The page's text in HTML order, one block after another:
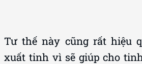
Tư thế này cũng rất hiệu
xuất tinh vì sẽ giúp cho